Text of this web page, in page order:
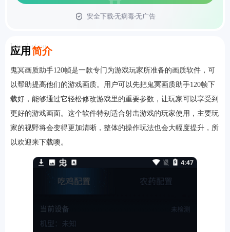
安全下载无病毒无广告
应用 简介
Introduction
鬼冥画质助手120帧是一款专门为游戏玩家所准备的画质软件，可
以帮助提高他们的游戏画质。用户可以先把鬼冥画质助手120帧下
载好，能够通过它轻松修改游戏里的重要参数，让玩家可以享受到
更好的游戏画面。这个软件特别适合射击游戏的玩家使用，主要玩
家的视野将会变得更加清晰，整体的操作玩法也会大幅度提升，所
以欢迎来下载噢。